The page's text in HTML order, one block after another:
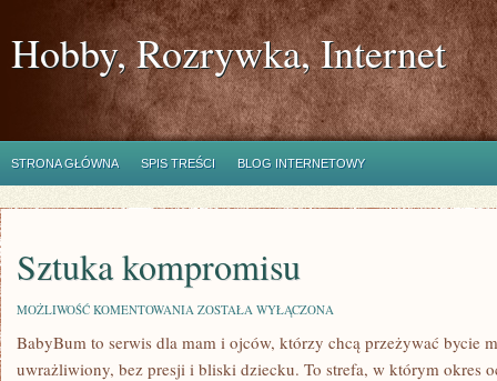
Hobby, Rozrywka, Internet
STRONA GŁÓWNA SPIS TREŚCI BLOG INTERNETOWY
Sztuka kompromisu
MOŻLIWOŚĆ KOMENTOWANIA SZTUKA
ZOSTAŁA WYŁĄCZONA
BabyBum to serwis dla mam i ojców, którzy chcą przeżywać bycie
uwrażliwiony, bez presji i bliski dziecku. To strefa, w którym okres